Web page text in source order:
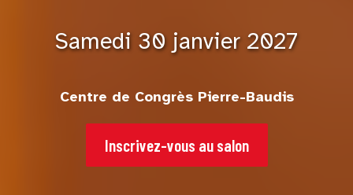
Samedi 30 janvier 2027
Centre de Congrès Pierre-Baudis
Inscrivez-vous au salon